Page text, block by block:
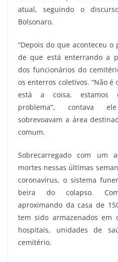
atual, seguindo o
Bolsonaro.
“Depois do que aconteceu
de que está enterrando a
dos funcionários do
os enterros coletivos. “Não
está a coisa, estamos
problema”, contava
sobrevoavam a área
comum.
Sobrecarregado com um
mortes nessas últimas
coronavírus, o sistema
beira do colapso.
aproximando da casa de
tem sido armazenados em
hospitais, unidades de
cemitério.